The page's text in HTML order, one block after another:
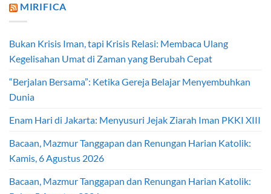
MIRIFICA
Bukan Krisis Iman, tapi Krisis Relasi: Membaca Ulang
Kegelisahan Umat di Zaman yang Berubah Cepat
“Berjalan Bersama”: Ketika Gereja Belajar Menyembuhkan
Dunia
Enam Hari di Jakarta: Menyusuri Jejak Ziarah Iman PKKI XIII
Bacaan, Mazmur Tanggapan dan Renungan Harian Katolik:
Kamis, 6 Agustus 2026
Bacaan, Mazmur Tanggapan dan Renungan Harian Katolik: